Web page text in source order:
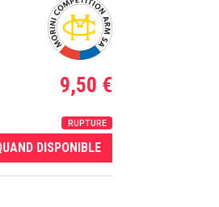
9,50 €
RUPTURE
DISPONIBLE